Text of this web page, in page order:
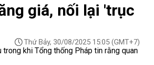
giá, nối lại 'trục
Thứ Bảy, 30/08/2025 15:05 (GMT+7)
khi Tổng thống Pháp tin rằng quan